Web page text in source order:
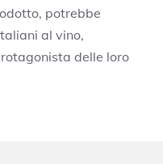
potrebbe
al vino,
delle loro